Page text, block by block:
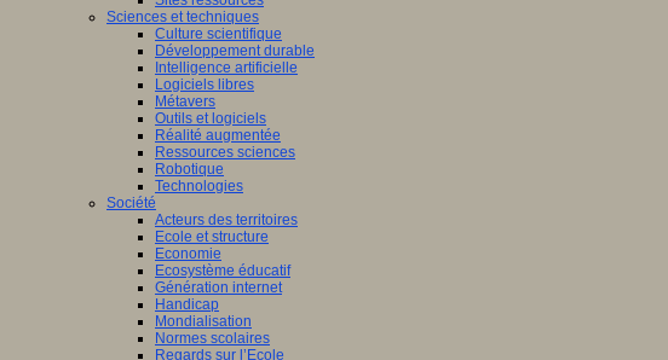
Sciences et techniques
Culture scientifique
Développement durable
Intelligence artificielle
Logiciels libres
Métavers
Outils et logiciels
Réalité augmentée
Ressources sciences
Robotique
Technologies
Société
Acteurs des territoires
Ecole et structure
Economie
Ecosystème éducatif
Génération internet
Handicap
Mondialisation
Normes scolaires
Regards sur l’Ecole